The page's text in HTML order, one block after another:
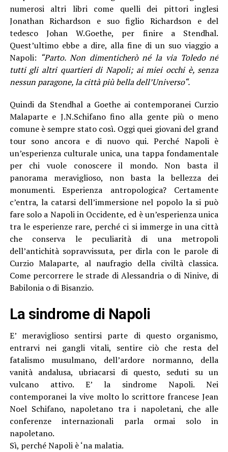
numerosi altri libri come quelli dei pittori inglesi
Jonathan Richardson e suo figlio Richardson e del
tedesco Johan W.Goethe, per finire a Stendhal.
Quest’ultimo ebbe a dire, alla fine di un suo viaggio a
Napoli: “Parto. Non dimenticherò né la via Toledo né
tutti gli altri quartieri di Napoli; ai miei occhi è, senza
nessun paragone, la città più bella dell’Universo“.
Quindi da Stendhal a Goethe ai contemporanei Curzio
Malaparte e J.N.Schifano fino alla gente più o meno
comune è sempre stato così. Oggi quei giovani del grand
tour sono ancora e di nuovo qui. Perché Napoli è
un’esperienza culturale unica, una tappa fondamentale
per chi vuole conoscere il mondo. Non basta il
panorama meraviglioso, non basta la bellezza dei
monumenti. Esperienza antropologica? Certamente
c’entra, la catarsi dell’immersione nel popolo la si può
fare solo a Napoli in Occidente, ed è un’esperienza unica
tra le esperienze rare, perché ci si immerge in una città
che conserva le peculiarità di una metropoli
dell’antichità sopravvissuta, per dirla con le parole di
Curzio Malaparte, al naufragio della civiltà classica.
Come percorrere le strade di Alessandria o di Ninive, di
Babilonia o di Bisanzio.
La sindrome di Napoli
E’ meraviglioso sentirsi parte di questo organismo,
entrarvi nei gangli vitali, sentire ciò che resta del
fatalismo musulmano, dell’ardore normanno, della
vanità andalusa, ubriacarsi di questo, seduti su un
vulcano attivo. E’ la sindrome Napoli. Nei
contemporanei la vive molto lo scrittore francese Jean
Noel Schifano, napoletano tra i napoletani, che alle
conferenze internazionali parla ormai solo in
napoletano.
Sì, perché Napoli è ‘na malatia.